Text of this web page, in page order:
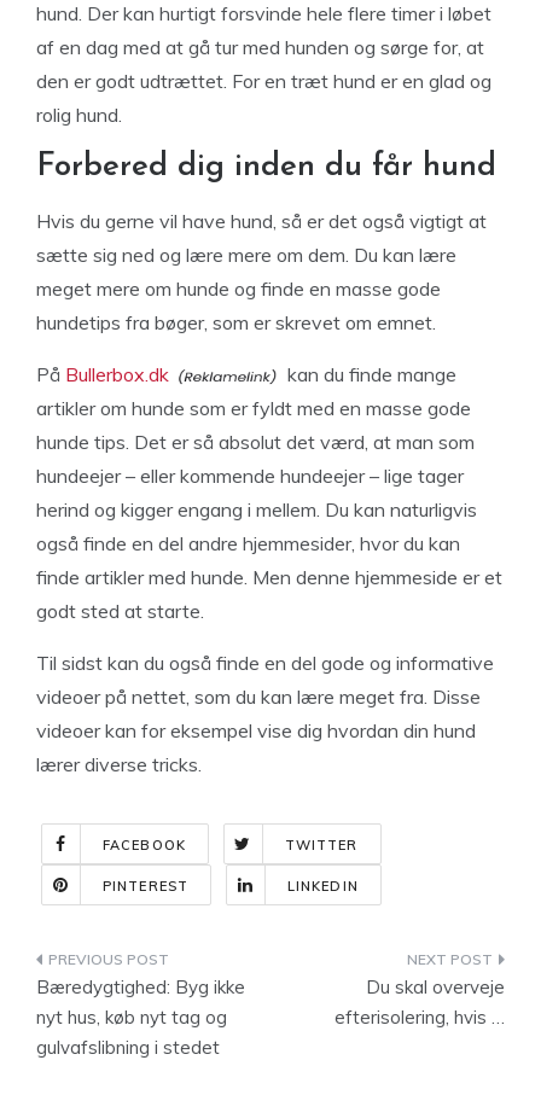
hund. Der kan hurtigt forsvinde hele flere timer i løbet
af en dag med at gå tur med hunden og sørge for, at
den er godt udtrættet. For en træt hund er en glad og
rolig hund.
Forbered dig inden du får hund
Hvis du gerne vil have hund, så er det også vigtigt at
sætte sig ned og lære mere om dem. Du kan lære
meget mere om hunde og finde en masse gode
hundetips fra bøger, som er skrevet om emnet.
På Bullerbox.dk
kan du finde mange
artikler om hunde som er fyldt med en masse gode
hunde tips. Det er så absolut det værd, at man som
hundeejer – eller kommende hundeejer – lige tager
herind og kigger engang i mellem. Du kan naturligvis
også finde en del andre hjemmesider, hvor du kan
finde artikler med hunde. Men denne hjemmeside er et
godt sted at starte.
Til sidst kan du også finde en del gode og informative
videoer på nettet, som du kan lære meget fra. Disse
videoer kan for eksempel vise dig hvordan din hund
lærer diverse tricks.
FACEBOOK TWITTER
PINTEREST LINKEDIN
Indlægsnavigation
Bæredygtighed: Byg ikke
nyt hus, køb nyt tag og
gulvafslibning i stedet
Du skal overveje
efterisolering, hvis …